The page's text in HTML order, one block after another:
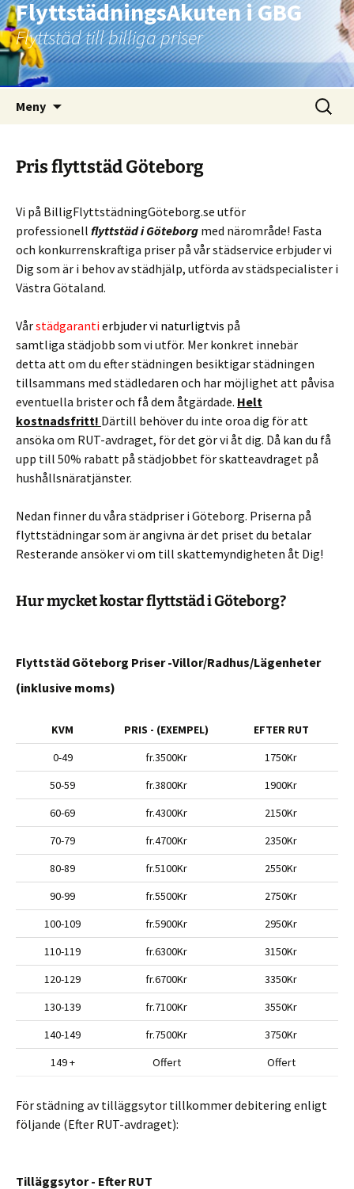
FlyttstädningsAkuten i GBG
Flyttstäd till billiga priser
Meny
Sök
efter:
Pris flyttstäd Göteborg
Vi på BilligFlyttstädningGöteborg.se utför
professionell flyttstäd i Göteborg med närområde! Fasta
och konkurrenskraftiga priser på vår städservice erbjuder vi
Dig som är i behov av städhjälp, utförda av städspecialister i
Västra Götaland.
Vårstädgarantierbjuder vi naturligtvis på
samtliga städjobb som vi utför. Mer konkret innebär
detta att om du efter städningen besiktigar städningen
tillsammans med städledaren och har möjlighet att påvisa
eventuella brister och få dem åtgärdade. Helt
kostnadsfritt! Därtill behöver du inte oroa dig för att
ansöka om RUT-avdraget, för det gör vi åt dig. Då kan du få
upp till 50% rabatt på städjobbet för skatteavdraget på
hushållsnäratjänster.
Nedan finner du våra städpriser i Göteborg. Priserna på
flyttstädningar som är angivna är det priset du betalar
Resterande ansöker vi om till skattemyndigheten åt Dig!
Hur mycket kostar flyttstäd i Göteborg?
Flyttstäd Göteborg Priser -Villor/Radhus/Lägenheter
(inklusive moms)
KVM PRIS - (EXEMPEL)
EFTER RUT
0-49
fr.3500Kr
1750Kr
50-59
fr.3800Kr
1900Kr
60-69
fr.4300Kr
2150Kr
70-79
fr.4700Kr
2350Kr
80-89
fr.5100Kr
2550Kr
90-99
fr.5500Kr
2750Kr
100-109
fr.5900Kr
2950Kr
110-119
fr.6300Kr
3150Kr
120-129
fr.6700Kr
3350Kr
130-139
fr.7100Kr
3550Kr
140-149
fr.7500Kr
3750Kr
149 +
Offert Offert
För städning av tilläggsytor tillkommer debitering enligt
följande (Efter RUT-avdraget):
Tilläggsytor - Efter RUT